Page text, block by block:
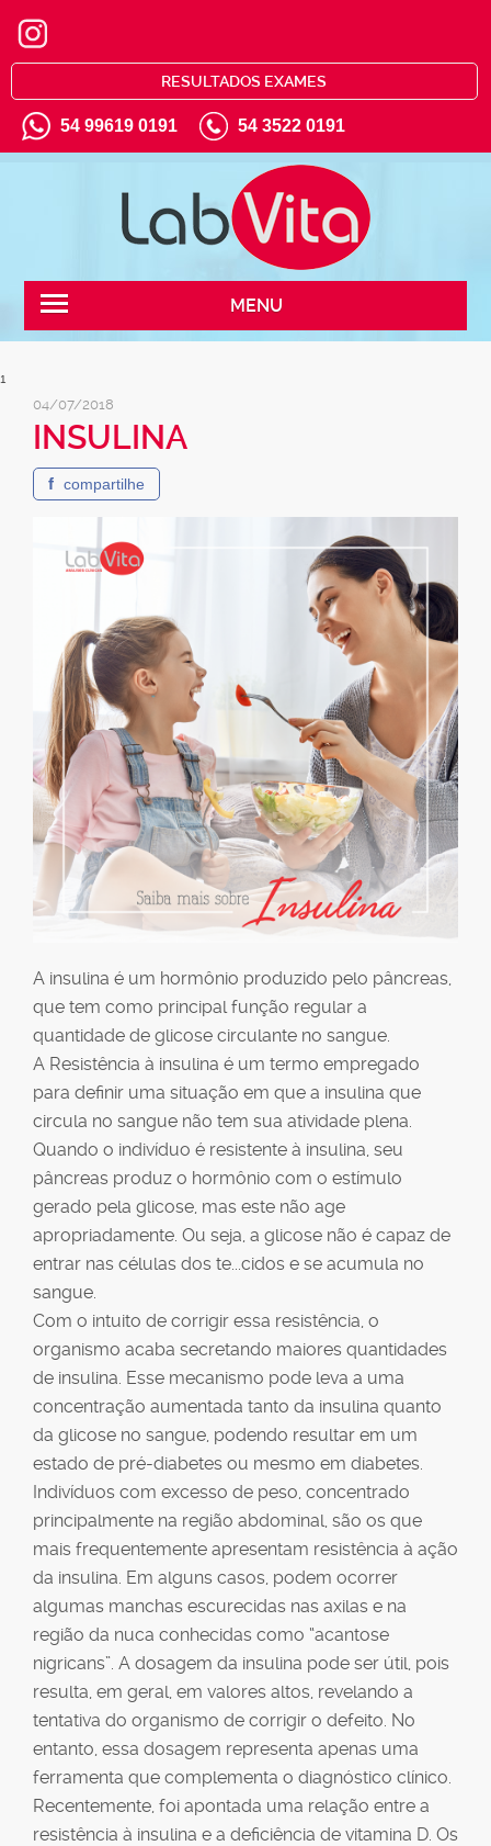
RESULTADOS EXAMES
54 99619 0191 54 3522 0191
MENU
1
04/07/2018
INSULINA
f compartilhe
A insulina é um hormônio produzido pelo pâncreas,
que tem como principal função regular a
quantidade de glicose circulante no sangue.
A Resistência à insulina é um termo empregado
para definir uma situação em que a insulina que
circula no sangue não tem sua atividade plena.
Quando o indivíduo é resistente à insulina, seu
pâncreas produz o hormônio com o estímulo
gerado pela glicose, mas este não age
apropriadamente. Ou seja, a glicose não é capaz de
entrar nas células dos te...cidos e se acumula no
sangue.
Com o intuito de corrigir essa resistência, o
organismo acaba secretando maiores quantidades
de insulina. Esse mecanismo pode leva a uma
concentração aumentada tanto da insulina quanto
da glicose no sangue, podendo resultar em um
estado de pré-diabetes ou mesmo em diabetes.
Indivíduos com excesso de peso, concentrado
principalmente na região abdominal, são os que
mais frequentemente apresentam resistência à ação
da insulina. Em alguns casos, podem ocorrer
algumas manchas escurecidas nas axilas e na
região da nuca conhecidas como “acantose
nigricans”. A dosagem da insulina pode ser útil, pois
resulta, em geral, em valores altos, revelando a
tentativa do organismo de corrigir o defeito. No
entanto, essa dosagem representa apenas uma
ferramenta que complementa o diagnóstico clínico.
Recentemente, foi apontada uma relação entre a
resistência à insulina e a deficiência de vitamina D. Os